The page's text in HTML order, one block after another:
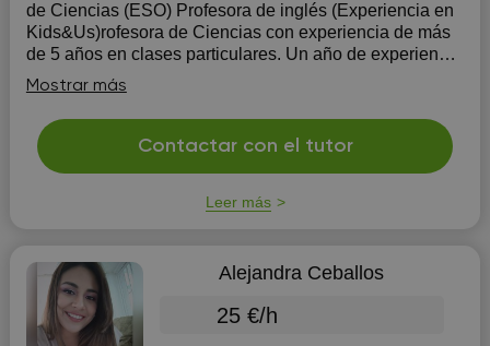
de Ciencias (ESO) Profesora de inglés (Experiencia en
Kids&Us)rofesora de Ciencias con experiencia de más
de 5 años en clases particulares. Un año de experiencia
en Kids&us Un año de experiencia en secundaria
(mates, física y química y b...
Mostrar más
Contactar con el tutor
Leer más
Alejandra Ceballos
25 €/h